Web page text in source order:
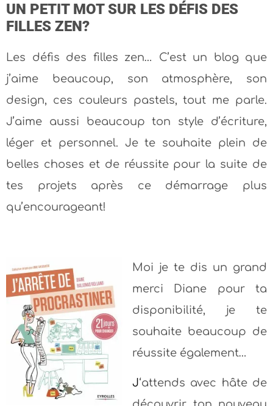
UN PETIT MOT SUR LES DÉFIS DES
FILLES ZEN?
Les défis des filles zen… C’est un blog que
j’aime beaucoup, son atmosphère, son
design, ces couleurs pastels, tout me parle.
J’aime aussi beaucoup ton style d’écriture,
léger et personnel. Je te souhaite plein de
belles choses et de réussite pour la suite de
tes projets après ce démarrage plus
qu’encourageant!
Moi je te dis un grand
merci Diane pour ta
disponibilité, je te
souhaite beaucoup de
réussite également…
J‘attends avec hâte de